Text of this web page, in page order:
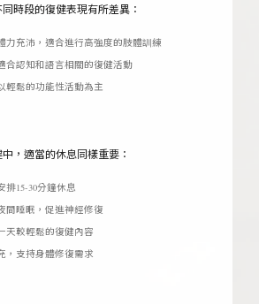
時段的復健表現有所差異：
力充沛，適合進行高強度的肢體訓練
合認知和語言相關的復健活動
輕鬆的功能性活動為主
，適當的休息同樣重要：
排15-30分鐘休息
間睡眠，促進神經修復
天較輕鬆的復健內容
，支持身體修復需求